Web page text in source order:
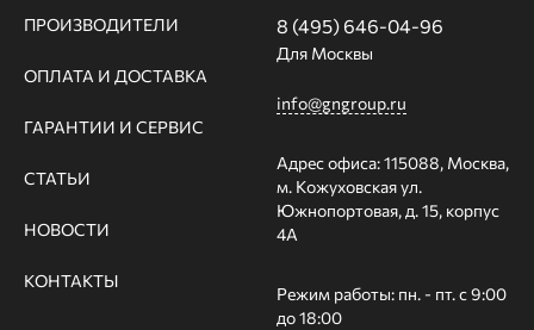
ПРОИЗВОДИТЕЛИ
ОПЛАТА И ДОСТАВКА
ГАРАНТИИ И СЕРВИС
СТАТЬИ
НОВОСТИ
КОНТАКТЫ
8 (495) 646-04-96
Для Москвы
info@gngroup.ru
Адрес офиса: 115088, Москва,
м. Кожуховская ул.
Южнопортовая, д. 15, корпус
4А
Режим работы: пн. - пт. с 9:00
до 18:00